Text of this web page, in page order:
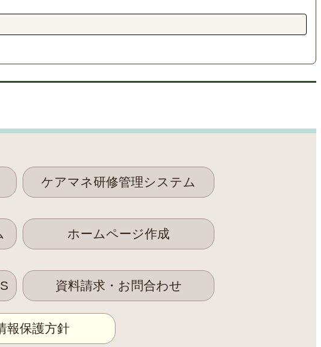
ケアマネ研修管理システム
ホームページ作成
資料請求・お問合わせ
報保護方針